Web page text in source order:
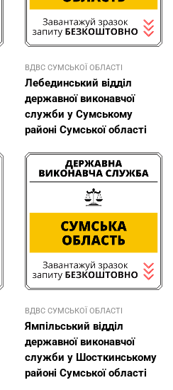
ВДВС СУМСЬКОЇ ОБЛАСТІ
Лебединський відділ
державної виконавчої
служби у Сумському
районі Сумської області
ВДВС СУМСЬКОЇ ОБЛАСТІ
Ямпільський відділ
державної виконавчої
служби у Шосткинському
районі Сумської області